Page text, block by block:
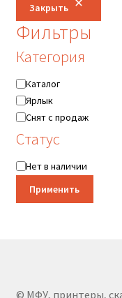
Закрыть
Фильтры
Категория
Категория
Каталог
Ярлык
Снят с продаж
Статус
Статус
Нет в наличии
Применить
© МФУ, принтеры,